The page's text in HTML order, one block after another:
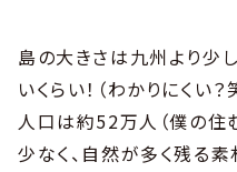
島の大きさは九州より少
いくらい！（わかりにくい？
人口は約52万人（僕の住
少なく、自然が多く残る素